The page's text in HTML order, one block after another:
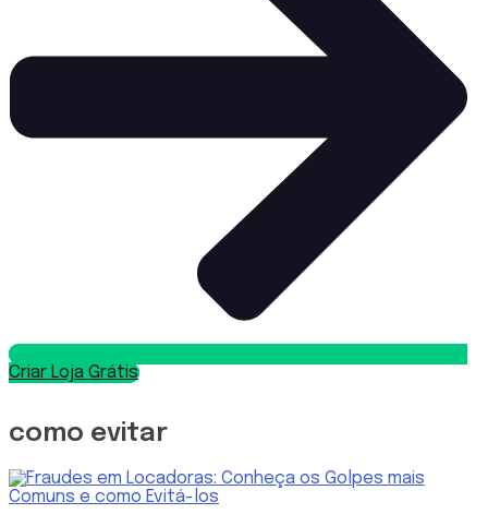
Criar Loja Grátis
como evitar